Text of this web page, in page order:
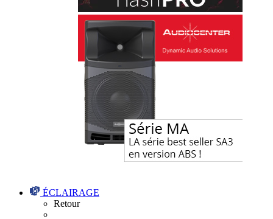
ÉCLAIRAGE
Retour